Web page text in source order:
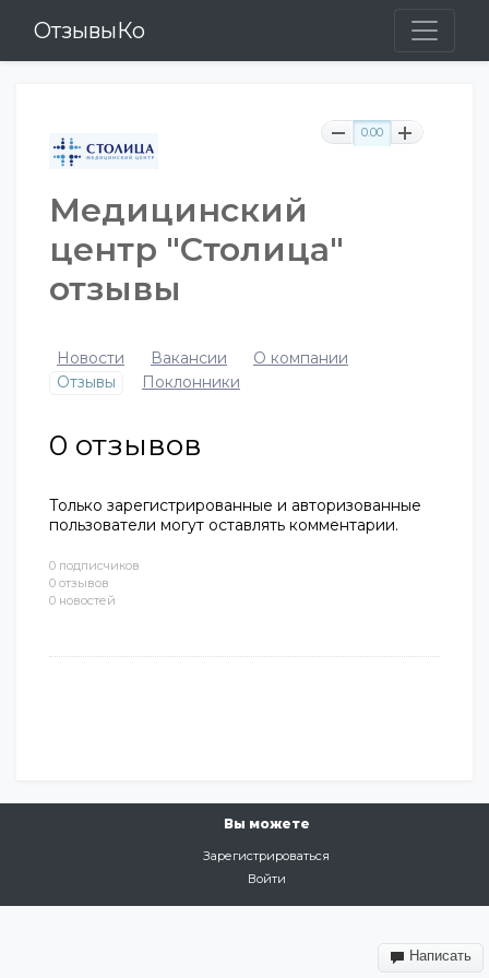
ОтзывыКо
0 подписчиков
0 отзывов
0 новостей
0.00
Медицинский
центр "Столица"
отзывы
Новости Вакансии
О компании
Отзывы
Поклонники
0 отзывов
Только зарегистрированные и авторизованные
пользователи могут оставлять комментарии.
Вы можете
Зарегистрироваться
Войти
Написать